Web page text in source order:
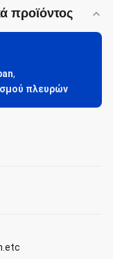
προϊόντος
,
πλευρών